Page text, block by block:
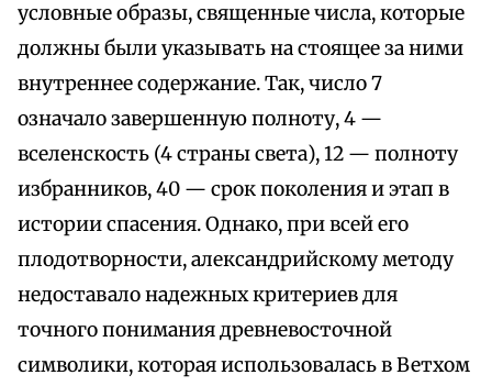
условные образы, священные числа, которые
должны были указывать на стоящее за ними
внутреннее содержание. Так, число 7
означало завершенную полноту, 4 —
вселенскость (4 страны света), 12 — полноту
избранников, 40 — срок поколения и этап в
истории спасения. Однако, при всей его
плодотворности, александрийскому методу
недоставало надежных критериев для
точного понимания древневосточной
символики, которая использовалась в Ветхом